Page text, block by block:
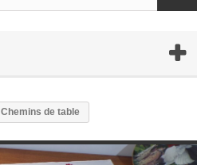
Chemins de table